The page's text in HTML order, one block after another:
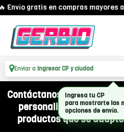
Envío gratis en compras mayores a
Enviar a Ingresar CP y ciudad
Contáctanos por
personalizado para
productos que se
Ingresa tu CP
para mostrarte las
opciones de envío.